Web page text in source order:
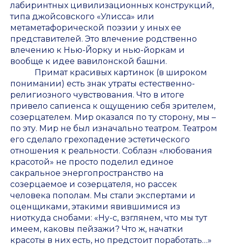
лабиринтных цивилизационных конструкций,
типа джойсовского «Улисса» или
метаметафорической поэзии у иных ее
представителей. Это влечение родственно
влечению к Нью-Йорку и нью-йоркам и
вообще к идее вавилонской башни.
Примат красивых картинок (в широком
понимании) есть знак утраты естественно-
религиозного чувствования. Что в итоге
привело сапиенса к ощущению себя зрителем,
созерцателем. Мир оказался по ту сторону, мы –
по эту. Мир не был изначально театром. Театром
его сделало грехопадение эстетического
отношения к реальности. Соблазн «любования
красотой» не просто поделил единое
сакральное энергопространство на
созерцаемое и созерцателя, но рассек
человека пополам. Мы стали экспертами и
оценщиками, этакими явившимися из
ниоткуда снобами: «Ну-с, взглянем, что мы тут
имеем, каковы пейзажи? Что ж, начатки
красоты в них есть, но предстоит поработать…»